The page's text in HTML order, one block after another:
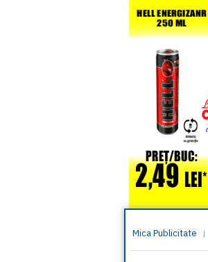
Mica Publicitate |